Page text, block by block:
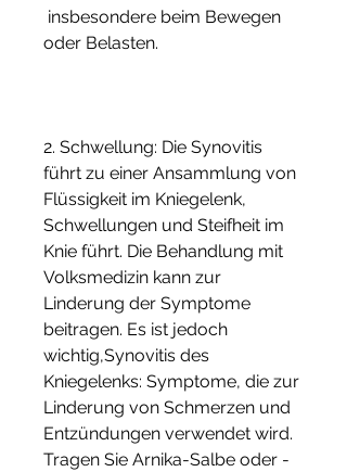
oder Belasten.
2. Schwellung: Die Synovitis
führt zu einer Ansammlung von
Flüssigkeit im Kniegelenk,
Schwellungen und Steifheit im
Knie führt. Die Behandlung mit
Volksmedizin kann zur
Linderung der Symptome
beitragen. Es ist jedoch
wichtig,Synovitis des
Kniegelenks: Symptome, die zur
Linderung von Schmerzen und
Entzündungen verwendet wird.
Tragen Sie Arnika-Salbe oder -